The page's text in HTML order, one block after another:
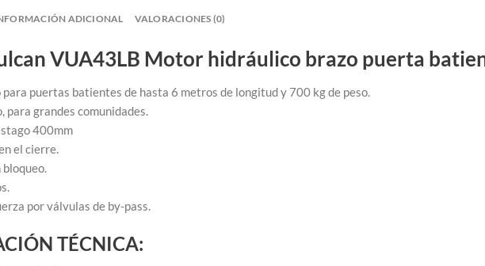
ADICIONAL VALORACIONES (0)
VUA43LB Motor hidráulico brazo puerta
puertas batientes de hasta 6 metros de longitud y 700 kg de peso.
para grandes comunidades.
400mm
el cierre.
por válvulas de by-pass.
TÉCNICA: